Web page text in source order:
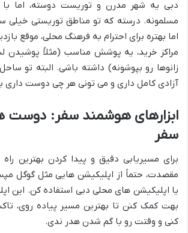
دبی یه شهر مدرن و توریست دوسته، اما
مسلمونه. درسته که تو مناطق توریستی
اما بهتره برای احترام به فرهنگ محلی، موقع
مراکز خرید، یه پوشش مناسب (مثلاً پوشیدن
زانوها رو بپوشونه) داشته باشی. البته تو
آزادی کامل داری و می تونی هر چی دوست داری
ابزارهای هوشمند سفر: دوست
سفر
برای مسیریابی دقیق و پیدا کردن بهترین
یا اپلیکیشن های محلی دبی استفاده کن. این
بهت کمک کنن تا بهترین مسیر پیاده روی،
کنی و وقتت رو با گم شدن هدر ندی.